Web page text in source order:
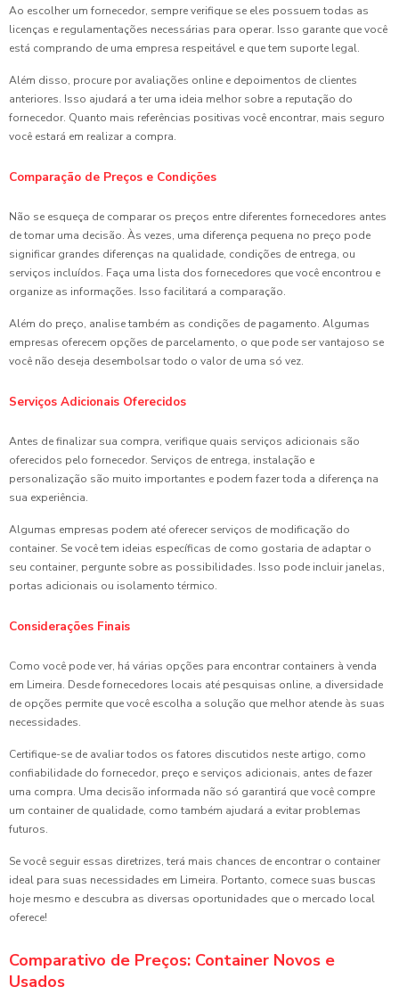
Ao escolher um fornecedor, sempre verifique se eles possuem todas as
licenças e regulamentações necessárias para operar. Isso garante que você
está comprando de uma empresa respeitável e que tem suporte legal.
Além disso, procure por avaliações online e depoimentos de clientes
anteriores. Isso ajudará a ter uma ideia melhor sobre a reputação do
fornecedor. Quanto mais referências positivas você encontrar, mais seguro
você estará em realizar a compra.
Comparação de Preços e Condições
Não se esqueça de comparar os preços entre diferentes fornecedores antes
de tomar uma decisão. Às vezes, uma diferença pequena no preço pode
significar grandes diferenças na qualidade, condições de entrega, ou
serviços incluídos. Faça uma lista dos fornecedores que você encontrou e
organize as informações. Isso facilitará a comparação.
Além do preço, analise também as condições de pagamento. Algumas
empresas oferecem opções de parcelamento, o que pode ser vantajoso se
você não deseja desembolsar todo o valor de uma só vez.
Serviços Adicionais Oferecidos
Antes de finalizar sua compra, verifique quais serviços adicionais são
oferecidos pelo fornecedor. Serviços de entrega, instalação e
personalização são muito importantes e podem fazer toda a diferença na
sua experiência.
Algumas empresas podem até oferecer serviços de modificação do
container. Se você tem ideias específicas de como gostaria de adaptar o
seu container, pergunte sobre as possibilidades. Isso pode incluir janelas,
portas adicionais ou isolamento térmico.
Considerações Finais
Como você pode ver, há várias opções para encontrar containers à venda
em Limeira. Desde fornecedores locais até pesquisas online, a diversidade
de opções permite que você escolha a solução que melhor atende às suas
necessidades.
Certifique-se de avaliar todos os fatores discutidos neste artigo, como
confiabilidade do fornecedor, preço e serviços adicionais, antes de fazer
uma compra. Uma decisão informada não só garantirá que você compre
um container de qualidade, como também ajudará a evitar problemas
futuros.
Se você seguir essas diretrizes, terá mais chances de encontrar o container
ideal para suas necessidades em Limeira. Portanto, comece suas buscas
hoje mesmo e descubra as diversas oportunidades que o mercado local
oferece!
Comparativo de Preços: Container Novos e
Usados